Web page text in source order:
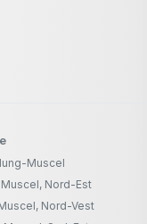
Muscel
Nord-Est
Nord-Vest